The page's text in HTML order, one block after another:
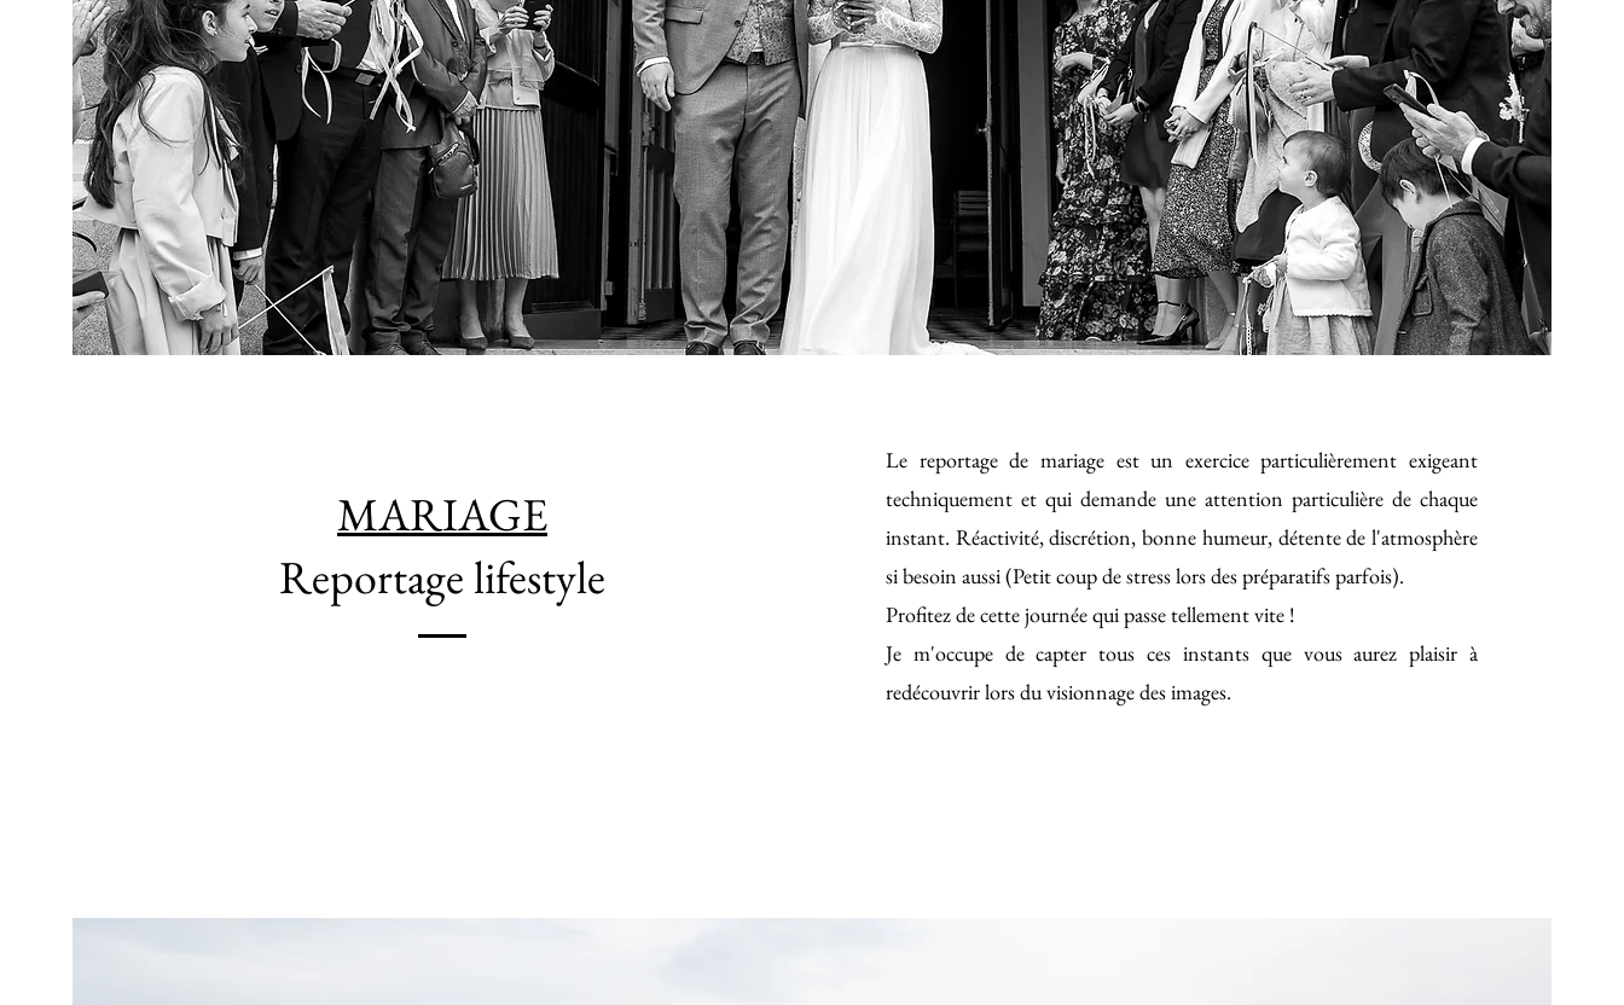
MARIAGE
Reportage lifestyle
Le reportage de mariage est un exercice particulièrement exigeant
techniquement et qui demande une attention particulière de chaque
instant. Réactivité, discrétion, bonne humeur, détente de l'atmosphère
si besoin aussi (Petit coup de stress lors des préparatifs parfois).
Profitez de cette journée qui passe tellement vite !
Je m'occupe de capter tous ces instants que vous aurez plaisir à
redécouvrir lors du visionnage des images.